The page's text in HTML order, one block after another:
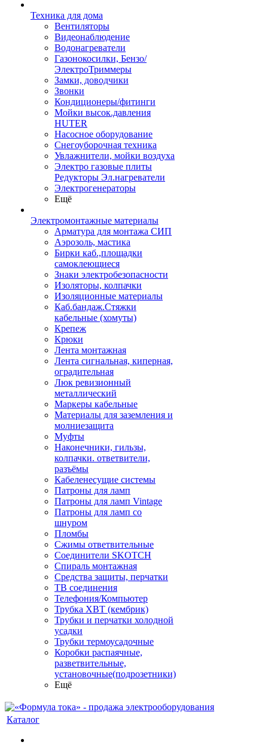
Техника для дома
Вентиляторы
Видеонаблюдение
Водонагреватели
Газонокосилки, Бензо/
ЭлектроТриммеры
Замки, доводчики
Звонки
Кондиционеры/фитинги
Мойки высок.давления
HUTER
Насосное оборудование
Снегоуборочная техника
Увлажнители, мойки воздуха
Электро газовые плиты
Редукторы Эл.нагреватели
Электрогенераторы
Ещё
Электромонтажные материалы
Арматура для монтажа СИП
Аэрозоль, мастика
Бирки каб.,площадки
самоклеющиеся
Знаки электробезопасности
Изоляторы, колпачки
Изоляционные материалы
Каб.бандаж.Стяжки
кабельные (хомуты)
Крепеж
Крюки
Лента монтажная
Лента сигнальная, киперная,
оградительная
Люк ревизионный
металлический
Маркеры кабельные
Материалы для заземления и
молниезащита
Муфты
Наконечники, гильзы,
колпачки. ответвители,
разъёмы
Кабеленесущие системы
Патроны для ламп
Патроны для ламп Vintage
Патроны для ламп со
шнуром
Пломбы
Сжимы ответвительные
Соединители SKOTCH
Спираль монтажная
Средства защиты, перчатки
ТВ соединения
Телефония/Компьютер
Трубка ХВТ (кембрик)
Трубки и перчатки холодной
усадки
Трубки термоусадочные
Коробки распаячные,
разветвительные,
установочные(подрозетники)
Ещё
Каталог